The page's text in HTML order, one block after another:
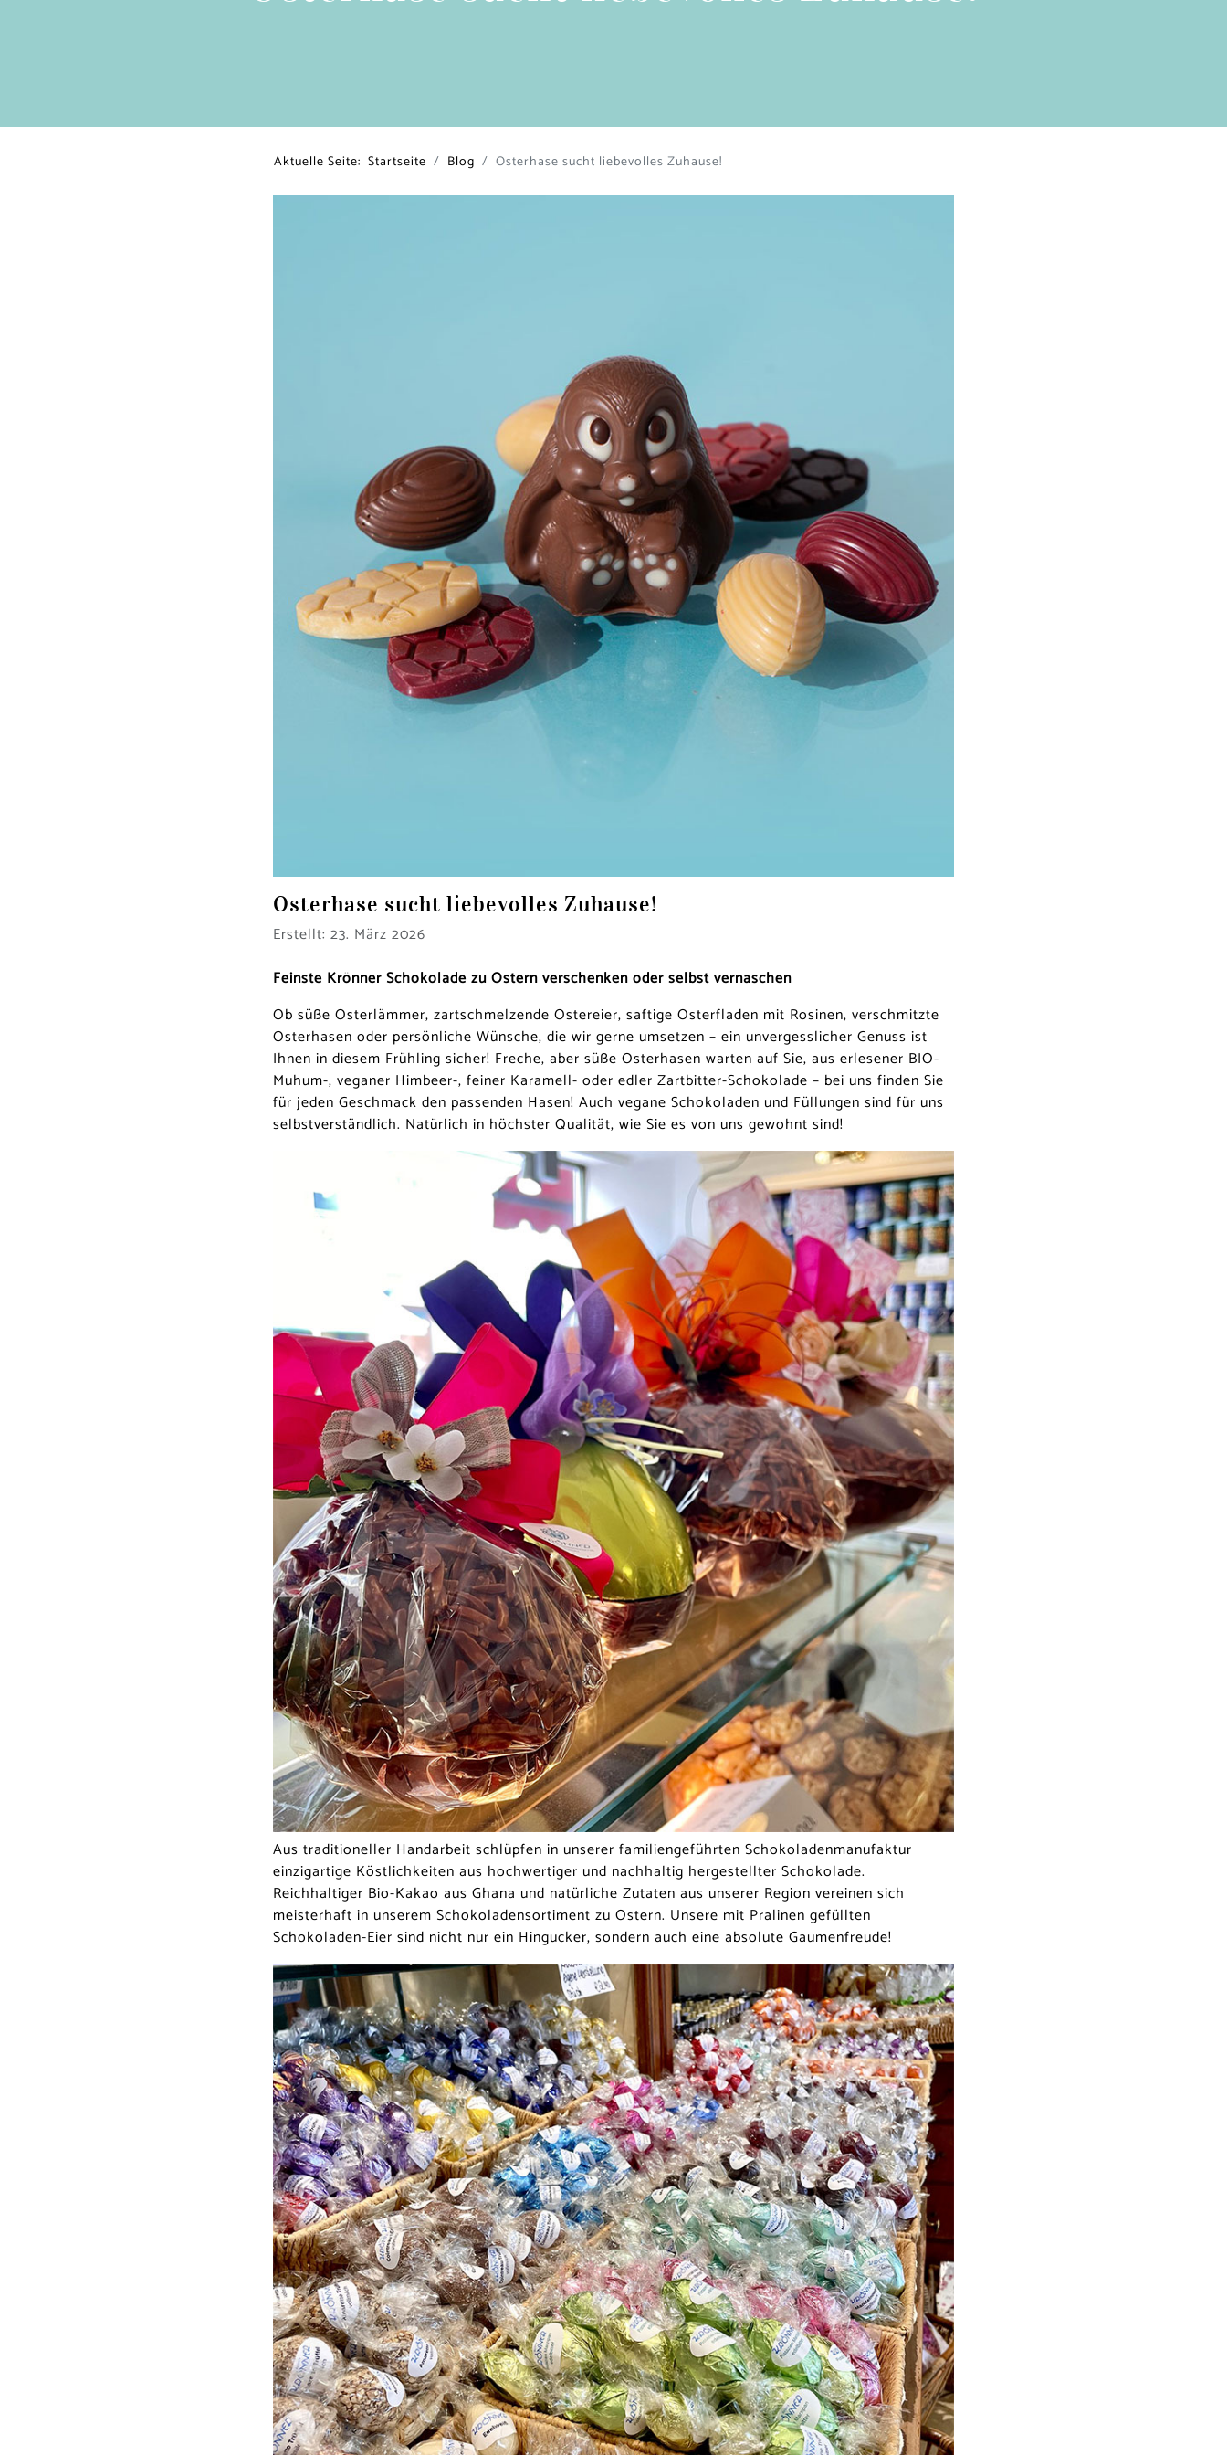
Aktuelle Seite: Startseite Blog Osterhase sucht liebevolles Zuhause!
Osterhase sucht liebevolles Zuhause!
Details
Erstellt: 23. März 2026
Feinste Krönner Schokolade zu Ostern verschenken oder selbst vernaschen
Ob süße Osterlämmer, zartschmelzende Ostereier, saftige Osterfladen mit Rosinen, verschmitzte
Osterhasen oder persönliche Wünsche, die wir gerne umsetzen – ein unvergesslicher Genuss ist
Ihnen in diesem Frühling sicher! Freche, aber süße Osterhasen warten auf Sie, aus erlesener BIO-
Muhum-, veganer Himbeer-, feiner Karamell- oder edler Zartbitter-Schokolade – bei uns finden Sie
für jeden Geschmack den passenden Hasen! Auch vegane Schokoladen und Füllungen sind für uns
selbstverständlich. Natürlich in höchster Qualität, wie Sie es von uns gewohnt sind!
Aus traditioneller Handarbeit schlüpfen in unserer familiengeführten Schokoladenmanufaktur
einzigartige Köstlichkeiten aus hochwertiger und nachhaltig hergestellter Schokolade.
Reichhaltiger Bio-Kakao aus Ghana und natürliche Zutaten aus unserer Region vereinen sich
meisterhaft in unserem Schokoladensortiment zu Ostern. Unsere mit Pralinen gefüllten
Schokoladen-Eier sind nicht nur ein Hingucker, sondern auch eine absolute Gaumenfreude!